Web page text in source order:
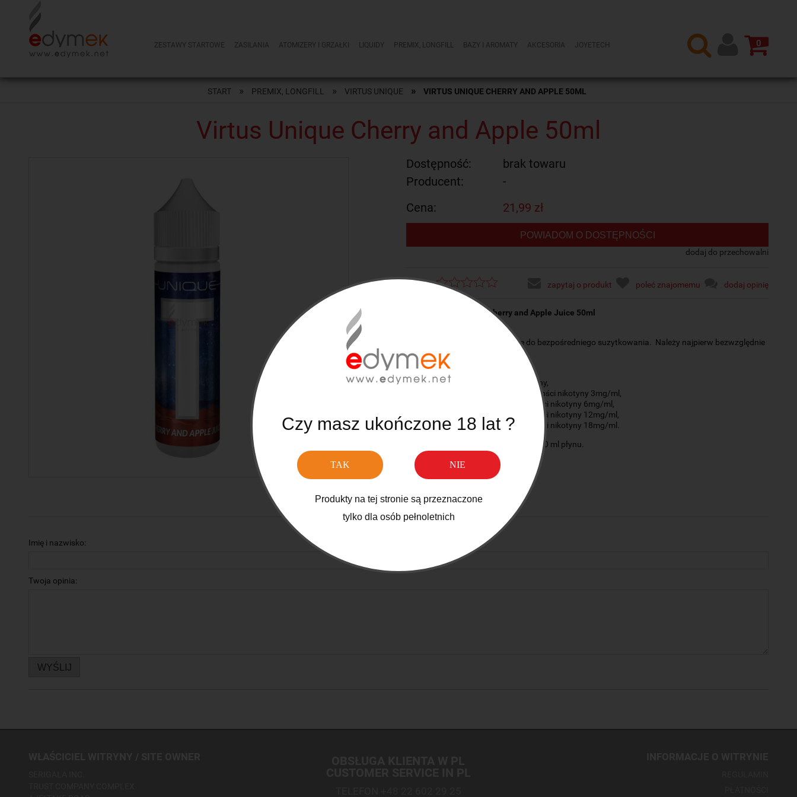
ZESTAWY STARTOWE ZASILANIA ATOMIZERY I GRZAŁKI LIQUIDY PREMIX, LONGFILL BAZY I AROMATY AKCESORIA JOYETECH 0
START » PREMIX, LONGFILL » VIRTUS UNIQUE » VIRTUS UNIQUE CHERRY AND APPLE 50ML
Virtus Unique Cherry and Apple 50ml
Dostępność:
brak towaru
Producent:
-
Cena:
21,99 zł
POWIADOM O DOSTĘPNOŚCI
dodaj do przechowalni
Ocena: zapytaj o produkt poleć znajomemu dodaj opinię
Premix Virtus Unique Cherry and Apple Juice 50ml
Płyny typu Premix nie nadają się do bezpośredniego suzytkowania. Należy najpierw bezwzględnie
dodać do nich 10 ml bazy.
Aby uzyskać płyn o mocy:
0mg/ml dodaj 10 ml bazy bez nikotyny,
0.5mg/ml dodaj 10 ml bazy o zawartości nikotyny 3mg/ml,
1mg/ml dodaj 10 ml bazy o zawartości nikotyny 6mg/ml,
2mg/ml dodaj 10 ml bazy o zawartości nikotyny 12mg/ml,
3mg/ml dodaj 10 ml bazy o zawartości nikotyny 18mg/ml.
Butelka o pojemności 60 ml zawiera 50 ml płynu.
Opinie o produkcie (0)
Imię i nazwisko:
Twoja opinia:
WYŚLIJ
Czy masz ukończone 18 lat ?
TAK NIE
Produkty na tej stronie są przeznaczone
tylko dla osób pełnoletnich